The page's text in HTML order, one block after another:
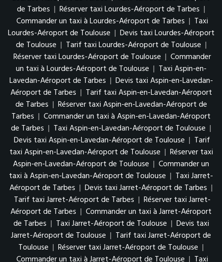
de Tarbes | Réserver taxi Lourdes-Aéroport de Tarbes |
Commander un taxi à Lourdes-Aéroport de Tarbes | Taxi
Lourdes-Aéroport de Toulouse | Devis taxi Lourdes-Aéroport
de Toulouse | Tarif taxi Lourdes-Aéroport de Toulouse |
Réserver taxi Lourdes-Aéroport de Toulouse | Commander
un taxi à Lourdes-Aéroport de Toulouse | Taxi Aspin-en-
Lavedan-Aéroport de Tarbes | Devis taxi Aspin-en-Lavedan-
Aéroport de Tarbes | Tarif taxi Aspin-en-Lavedan-Aéroport
de Tarbes | Réserver taxi Aspin-en-Lavedan-Aéroport de
Tarbes | Commander un taxi à Aspin-en-Lavedan-Aéroport
de Tarbes | Taxi Aspin-en-Lavedan-Aéroport de Toulouse |
Devis taxi Aspin-en-Lavedan-Aéroport de Toulouse | Tarif
taxi Aspin-en-Lavedan-Aéroport de Toulouse | Réserver taxi
Aspin-en-Lavedan-Aéroport de Toulouse | Commander un
taxi à Aspin-en-Lavedan-Aéroport de Toulouse | Taxi Jarret-
Aéroport de Tarbes | Devis taxi Jarret-Aéroport de Tarbes |
Tarif taxi Jarret-Aéroport de Tarbes | Réserver taxi Jarret-
Aéroport de Tarbes | Commander un taxi à Jarret-Aéroport
de Tarbes | Taxi Jarret-Aéroport de Toulouse | Devis taxi
Jarret-Aéroport de Toulouse | Tarif taxi Jarret-Aéroport de
Toulouse | Réserver taxi Jarret-Aéroport de Toulouse |
Commander un taxi à Jarret-Aéroport de Toulouse | Taxi